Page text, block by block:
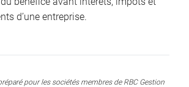
d’une entreprise.
pour les sociétés membres de RBC Gestion